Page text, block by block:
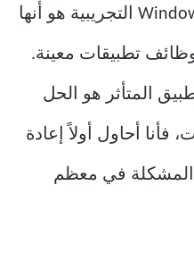
السلبي لتثبيت إصدارات Windows التجريبية هو أنها
تطبيقات معينة.
المتأثر هو الحل
فأنا أحاول أولاً إعادة
المشكلة في معظم